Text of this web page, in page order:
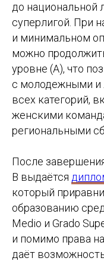
до национальной
суперлигой. При
и минимальном
можно
уровне (А), что
с молодежными и
всех категорий,
женскими
региональными
После
В выдаётся
который
образованию
Medio и Grado
и помимо права
даёт